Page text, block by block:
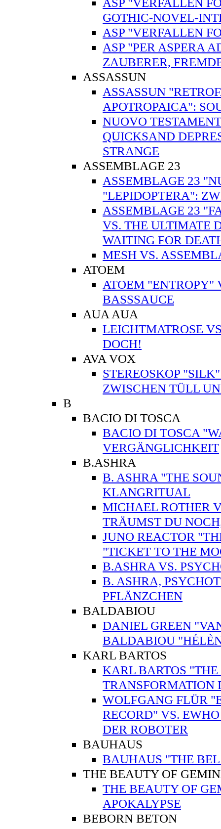
GOTHIC-NOVEL-
ASP "VERFALLEN
ASP "PER ASPERA
ZAUBERER,
ASSASSUN
ASSASSUN
APOTROPAICA":
NUOVO
QUICKSAND
STRANGE
ASSEMBLAGE 23
ASSEMBLAGE 23
"LEPIDOPTERA":
ASSEMBLAGE 23
VS. THE ULTIMATE
WAITING FOR
MESH VS.
ATOEM
ATOEM "ENTROPY"
BASSSAUCE
AUA AUA
LEICHTMATROSE
DOCH!
AVA VOX
STEREOSKOP
ZWISCHEN TÜLL
B
BACIO DI TOSCA
BACIO DI TOSCA
VERGÄNGLICHKEIT
B.ASHRA
B. ASHRA "THE
KLANGRITUAL
MICHAEL ROTHER
TRÄUMST DU
JUNO REACTOR
"TICKET TO THE
B.ASHRA VS.
B. ASHRA,
PFLÄNZCHEN
BALDABIOU
DANIEL GREEN
BALDABIOU
KARL BARTOS
KARL BARTOS
TRANSFORMATION
WOLFGANG FLÜR
RECORD" VS.
DER ROBOTER
BAUHAUS
BAUHAUS "THE
THE BEAUTY OF
THE BEAUTY OF
APOKALYPSE
BEBORN BETON